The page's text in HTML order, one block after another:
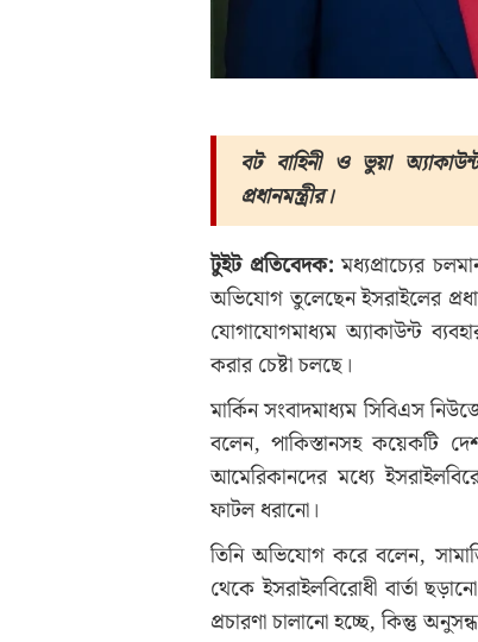
বট বাহিনী ও ভুয়া
প্রধানমন্ত্রীর।
টুইট প্রতিবেদক:মধ্যপ্রাচ্যের
অভিযোগ তুলেছেন ইসরাইলের
যোগাযোগমাধ্যম অ্যাকাউন্ট
করার চেষ্টা চলছে।
মার্কিন সংবাদমাধ্যম সিবিএস
বলেন, পাকিস্তানসহ কয়েকটি
আমেরিকানদের মধ্যে
ফাটল ধরানো।
তিনি অভিযোগ করে বলেন,
থেকে ইসরাইলবিরোধী বার্তা
প্রচারণা চালানো হচ্ছে, কিন্তু